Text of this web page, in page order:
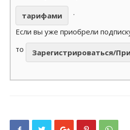
тарифами
.
Если вы уже приобрели
то
Зарегистрироваться/